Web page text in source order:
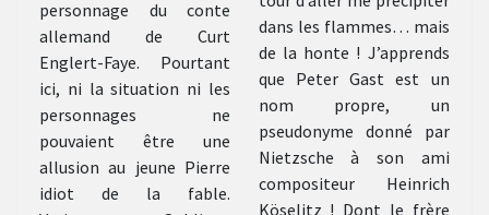
personnage du conte
allemand de Curt
Englert-Faye. Pourtant
ici, ni la situation ni les
personnages ne
pouvaient être une
allusion au jeune Pierre
idiot de la fable.
dans les flammes… mais
de la honte ! J’apprends
que Peter Gast est un
nom propre, un
pseudonyme donné par
Nietzsche à son ami
compositeur Heinrich
Köselitz ! Dont le frère